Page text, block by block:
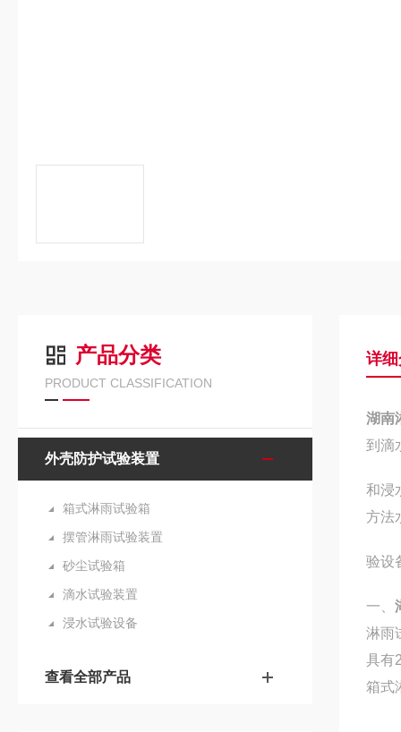
产品分类
PRODUCT CLASSIFICATION
外壳防护试验装置
箱式淋雨试验箱
摆管淋雨试验装置
砂尘试验箱
滴水试验装置
浸水试验设备
查看全部产品
详
湖南
到滴
和浸
方法
验设
一、
淋雨
具有
箱式